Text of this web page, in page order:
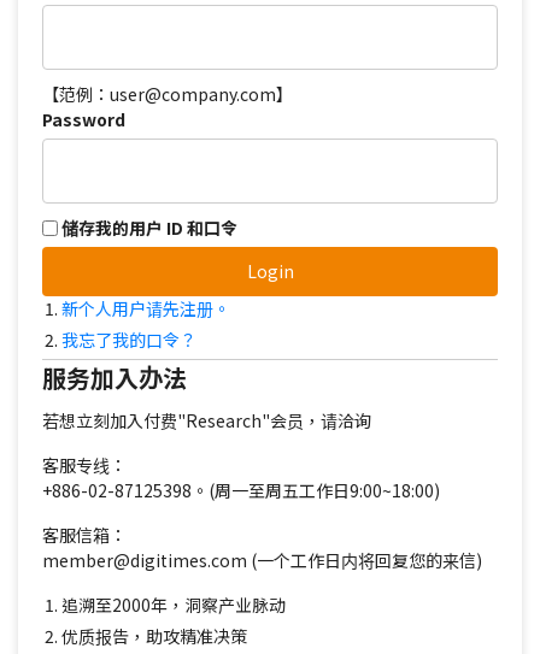
【范例：user@company.com】
Password
储存我的用户 ID 和口令
Login
新个人用户请先注册。
我忘了我的口令？
服务加入办法
若想立刻加入付费"Research"会员，请洽询
客服专线：
+886-02-87125398。(周一至周五工作日9:00~18:00)
客服信箱：
member@digitimes.com (一个工作日内将回复您的来信)
追溯至2000年，洞察产业脉动
优质报告，助攻精准决策